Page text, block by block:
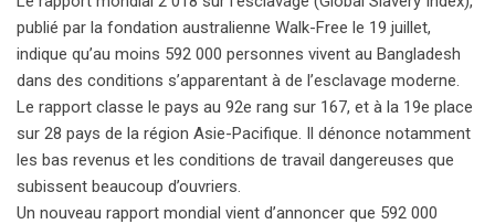
publié par la fondation australienne Walk-Free le 19 juillet,
indique qu’au moins 592 000 personnes vivent au Bangladesh
dans des conditions s’apparentant à de l’esclavage moderne.
Le rapport classe le pays au 92e rang sur 167, et à la 19e place
sur 28 pays de la région Asie-Pacifique. Il dénonce notamment
les bas revenus et les conditions de travail dangereuses que
subissent beaucoup d’ouvriers.
Un nouveau rapport mondial vient d’annoncer que 592 000